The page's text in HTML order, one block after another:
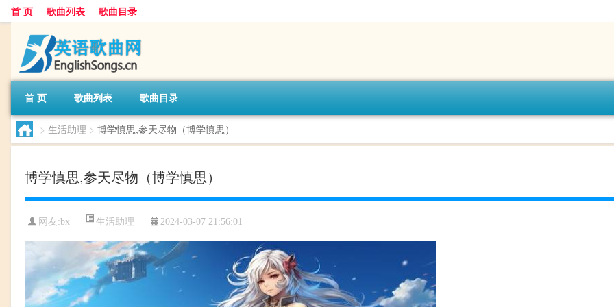
首 页 歌曲列表 歌曲目录
首 页 歌曲列表 歌曲目录
> 生活助理 > 博学慎思,参天尽物（博学慎思）
博学慎思,参天尽物（博学慎思）
网友:bx 生活助理 2024-03-07 21:56:01